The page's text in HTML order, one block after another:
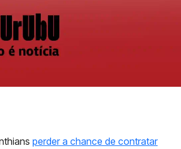
perder a chance de contratar